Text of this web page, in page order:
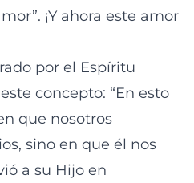
¡Y ahora este amor
por el Espíritu
concepto: “En esto
que nosotros
sino en que él nos
a su Hijo en